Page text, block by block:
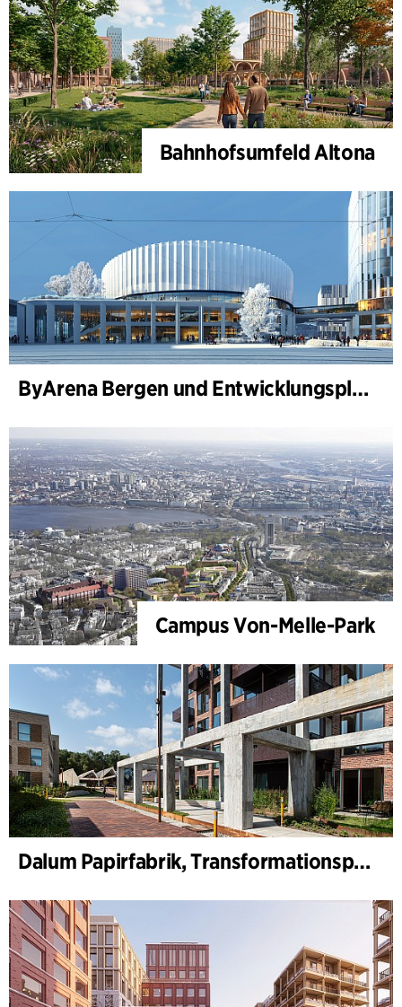
Bahnhofsumfeld Altona
ByArena Bergen und Entwicklungsplan für Nygårdstangen
Campus Von-Melle-Park
Dalum Papirfabrik, Transformationsplan